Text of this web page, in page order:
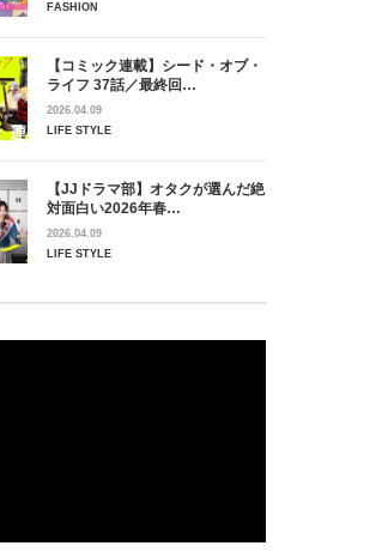
FASHION
【コミック連載】シード・オブ・
ライフ 37話／最終回…
2026.04.09
LIFE STYLE
【JJドラマ部】オタクが選んだ絶
対面白い2026年春…
2026.04.09
LIFE STYLE